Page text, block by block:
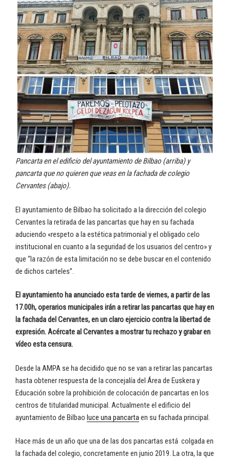
Pancarta en el edificio del ayuntamiento de Bilbao (arriba) y
pancarta que no quieren que veas en la fachada de colegio
Cervantes (abajo).
El ayuntamiento de Bilbao ha solicitado a la dirección del colegio
Cervantes la retirada de las pancartas que hay en su fachada
aduciendo «respeto a la estética patrimonial y el obligado celo
institucional en cuanto a la seguridad de los usuarios del centro» y
que “la razón de esta limitación no se debe buscar en el contenido
de dichos carteles”.
El ayuntamiento ha anunciado esta tarde de viernes, a partir de las
17.00h, operarios municipales irán a retirar las pancartas que hay en
la fachada del Cervantes, en un claro ejercicio contra la libertad de
expresión. Acércate al Cervantes a mostrar tu rechazo y grabar en
vídeo esta censura.
Desde la AMPA se ha decidido que no se van a retirar las pancartas
hasta obtener respuesta de la concejalía del Área de Euskera y
Educación sobre la prohibición de colocación de pancartas en los
centros de titularidad municipal. Actualmente el edificio del
ayuntamiento de Bilbao luce una pancartaen su fachada principal.
Hace más de un año que una de las dos pancartas está colgada en
la fachada del colegio, concretamente en junio 2019. La otra, la que